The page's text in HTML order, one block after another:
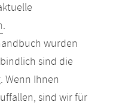
.
wurden
sind die
Wenn Ihnen
sind wir für